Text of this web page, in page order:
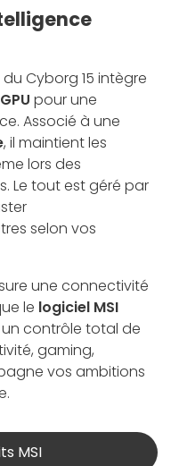
Cyborg 15 intègre
pour une
Associé à une
, il maintient les
lors des
Le tout est géré par
selon vos
une connectivité
le logiciel MSI
contrôle total de
gaming,
vos ambitions
MSI